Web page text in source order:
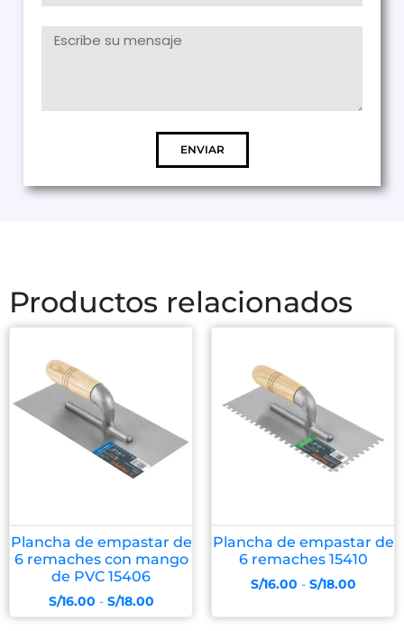
ENVIAR
Productos relacionados
Plancha de empastar de
6 remaches con mango
de PVC 15406
S/16.00 - S/18.00
Plancha de empastar de
6 remaches 15410
S/16.00 - S/18.00